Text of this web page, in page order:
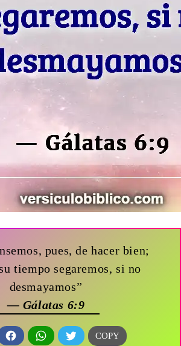
pues, de hacer bien;
tiempo segaremos, si no
desmayamos”
— Gálatas 6:9